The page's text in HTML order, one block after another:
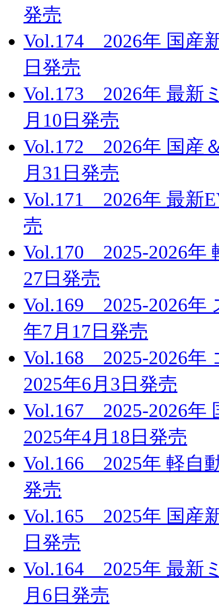
発売
Vol.174 2026年 国産
日発売
Vol.173 2026年 最新
月10日発売
Vol.172 2026年 国産
月31日発売
Vol.171 2026年 最新
売
Vol.170 2025-2026年
27日発売
Vol.169 2025-2026
年7月17日発売
Vol.168 2025-2026
2025年6月3日発売
Vol.167 2025-2026
2025年4月18日発売
Vol.166 2025年 軽自
発売
Vol.165 2025年 国産
日発売
Vol.164 2025年 最新
月6日発売